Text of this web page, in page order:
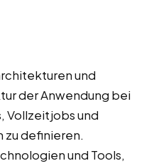
und
der Anwendung bei
Vollzeitjobs und
zu definieren.
und Tools,